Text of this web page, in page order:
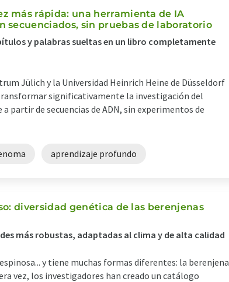
más rápida: una herramienta de IA
secuenciados, sin pruebas de laboratorio
y palabras sueltas en un libro completamente
Jülich y la Universidad Heinrich Heine de Düsseldorf
significativamente la investigación del
partir de secuencias de ADN, sin experimentos de
aprendizaje profundo
diversidad genética de las berenjenas
más robustas, adaptadas al clima y de alta calidad
y tiene muchas formas diferentes: la berenjena
vez, los investigadores han creado un catálogo